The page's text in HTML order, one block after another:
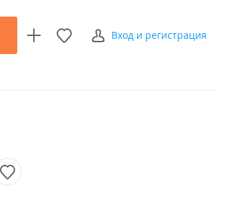
Вход и регистрация